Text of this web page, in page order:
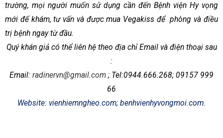
trường, mọi người muốn sử dụng cần đến Bệnh viện Hy vọng
mới để khám, tư vấn và được mua Vegakiss để phòng và điều
trị bệnh ngay từ đầu.
Quý khán giả có thể liên hệ theo địa chỉ Email và điện thoại sau
:
Email: radinervn@gmail.com ; Tel:0944.666.268; 09157 999
66
Website: vienhiemngheo.com; benhvienhyvongmoi.com.